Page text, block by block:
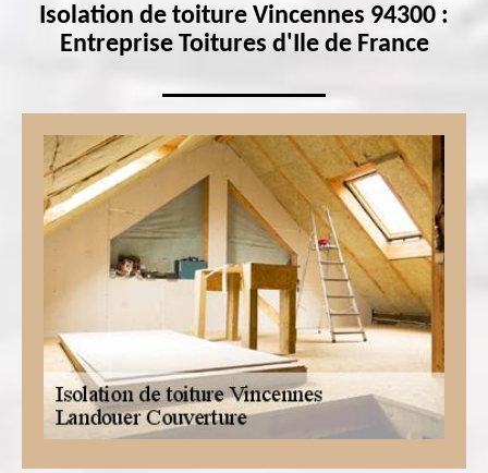
Isolation de toiture Vincennes 94300 :
Entreprise Toitures d'Ile de France